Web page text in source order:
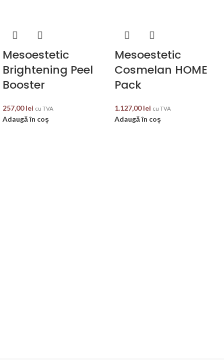
Mesoestetic
Brightening Peel
Booster
257,00lei cu TVA
Adaugă în coș
Mesoestetic
Cosmelan HOME
Pack
1.127,00lei cu TVA
Adaugă în coș